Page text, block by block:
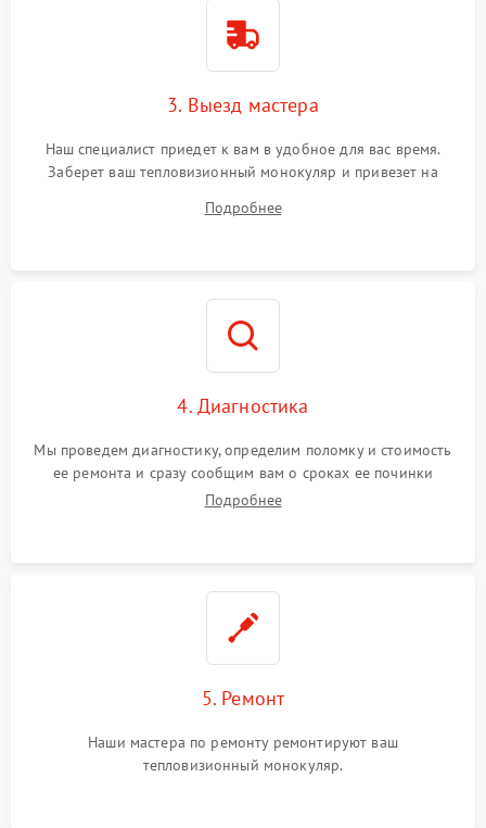
3. Выезд мастера
Наш специалист приедет к вам в удобное для вас время.
Заберет ваш тепловизионный монокуляр и привезет на
Подробнее
4. Диагностика
Мы проведем диагностику, определим поломку и стоимость
ее ремонта и сразу сообщим вам о сроках ее починки
Подробнее
5. Ремонт
Наши мастера по ремонту ремонтируют ваш
тепловизионный монокуляр.